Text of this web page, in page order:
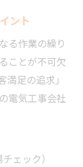
ント
る作業の繰り
ことが不可欠
足の追求」
電気工事会社
ェック）